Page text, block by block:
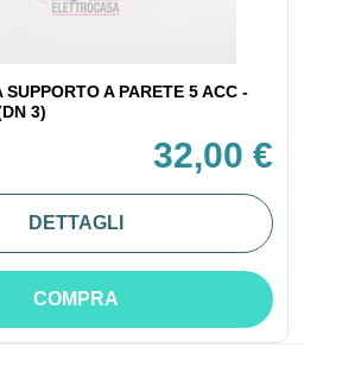
SUPPORTO A PARETE 5 ACC -
3)
32,00 €
DETTAGLI
COMPRA